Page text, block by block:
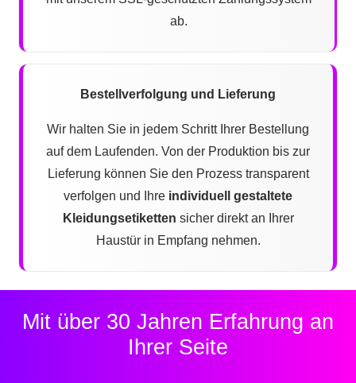
ab.
Bestellverfolgung und Lieferung
Wir halten Sie in jedem Schritt Ihrer Bestellung
auf dem Laufenden. Von der Produktion bis zur
Lieferung können Sie den Prozess transparent
verfolgen und Ihre individuell gestaltete
Kleidungsetiketten sicher direkt an Ihrer
Haustür in Empfang nehmen.
Mit über 30 Jahren Erfahrung an
Ihrer Seite